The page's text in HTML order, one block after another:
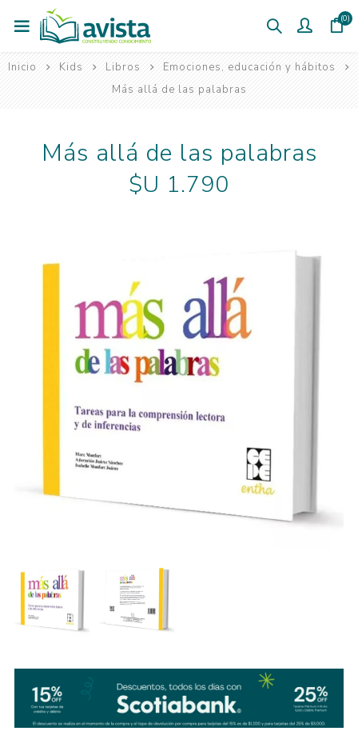
(0)
Inicio Kids Libros
Emociones, educación y hábitos
Más allá de las palabras
Más allá de las palabras
$U 1.790